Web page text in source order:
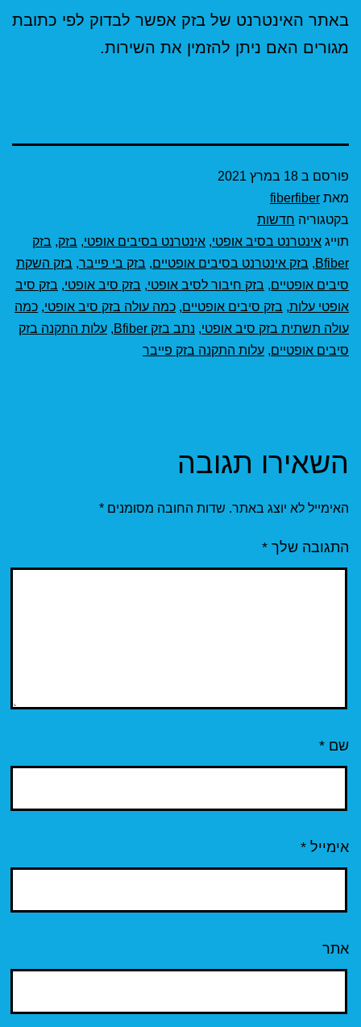
באתר האינטרנט של בזק אפשר לבדוק לפי כתובת
מגורים האם ניתן להזמין את השירות.
פורסם ב 18 במרץ 2021
מאת fiberfiber
בקטגוריה חדשות
תוייג אינטרנט בסיב אופטי, אינטרנט בסיבים אופטי, בזק, בזק
Bfiber
, בזק אינטרנט בסיבים אופטיים, בזק בי פייבר, בזק השקת
סיבים אופטיים, בזק חיבור לסיב אופטי, בזק סיב אופטי, בזק סיב
אופטי עלות, בזק סיבים אופטיים, כמה עולה בזק סיב אופטי, כמה
עולה תשתית בזק סיב אופטי, נתב בזק Bfiber , עלות התקנה בזק
סיבים אופטיים, עלות התקנה בזק פייבר
השאירו תגובה
האימייל לא יוצג באתר. שדות החובה מסומנים *
התגובה שלך *
שם *
אימייל *
אתר